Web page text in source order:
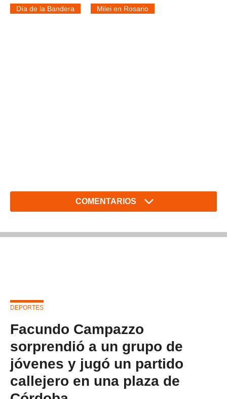
Día de la Bandera
Milei en Rosario
COMENTARIOS